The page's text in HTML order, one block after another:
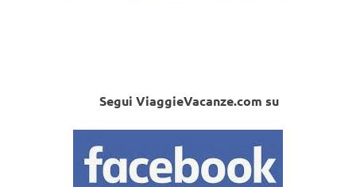
Segui ViaggieVacanze.com su